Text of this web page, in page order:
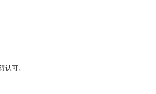
认可。